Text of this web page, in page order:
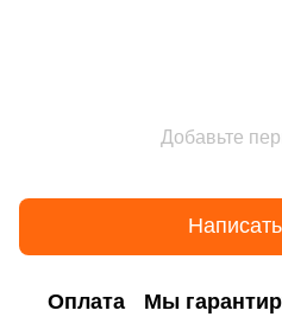
Добавьте
Оплата Мы